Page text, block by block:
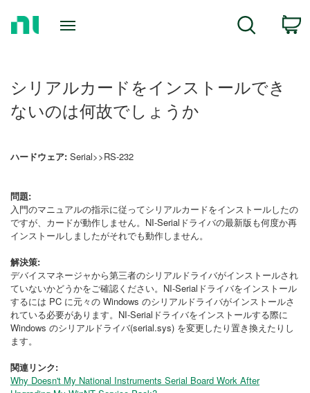
Search
シリアルカードをインストールでき
ないのは何故でしょうか
ハードウェア: Serial>>RS-232
問題:
入門のマニュアルの指示に従ってシリアルカードをインストールしたの
ですが、カードが動作しません。NI-Serialドライバの最新版も何度か再
インストールしましたがそれでも動作しません。
解決策:
デバイスマネージャから第三者のシリアルドライバがインストールされ
ていないかどうかをご確認ください。NI-Serialドライバをインストール
するには PC に元々の Windows のシリアルドライバがインストールさ
れている必要があります。NI-Serialドライバをインストールする際に
Windows のシリアルドライバ(serial.sys) を変更したり置き換えたりし
ます。
関連リンク:
Why Doesn't My National Instruments Serial Board Work After